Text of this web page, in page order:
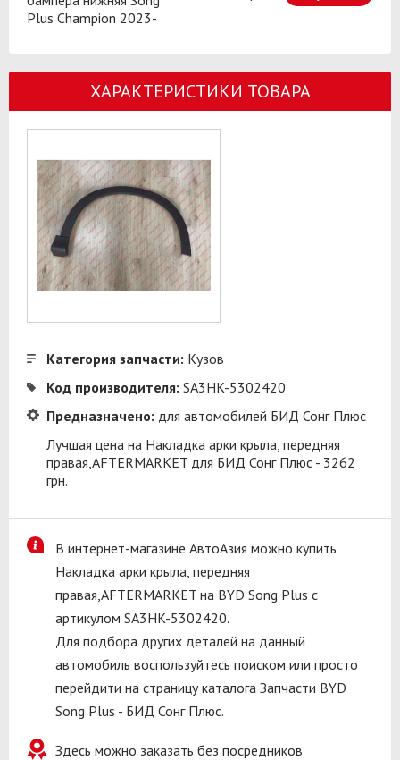
Plus Champion 2023-
ХАРАКТЕРИСТИКИ ТОВАРА
Категория запчасти: Кузов
Код производителя: SA3HK-5302420
Предназначено: для автомобилей БИД Сонг Плюс
Лучшая цена на Накладка арки крыла, передняя
правая,AFTERMARKET для БИД Сонг Плюс - 3262
грн.
В интернет-магазине АвтоАзия можно купить
Накладка арки крыла, передняя
правая,AFTERMARKET на BYD Song Plus с
артикулом SA3HK-5302420.
Для подбора других деталей на данный
автомобиль воспользуйтесь поиском или просто
перейдити на страницу каталога Запчасти BYD
Song Plus - БИД Сонг Плюс.
Здесь можно заказать без посредников